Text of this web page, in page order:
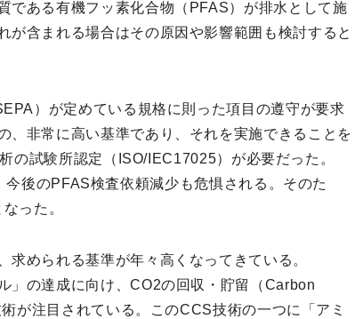
である有機フッ素化合物（PFAS）が排水として施
が含まれる場合はその原因や影響範囲も検討すると
）が定めている規格に則った項目の遵守が要求
、非常に高い基準であり、それを実施できることを
の試験所認定（ISO/IEC17025）が必要だった。
後のPFAS検査依頼減少も危惧される。そのた
った。
められる基準が年々高くなってきている。
」の達成に向け、CO2の回収・貯留（Carbon
が注目されている。このCCS技術の一つに「アミ